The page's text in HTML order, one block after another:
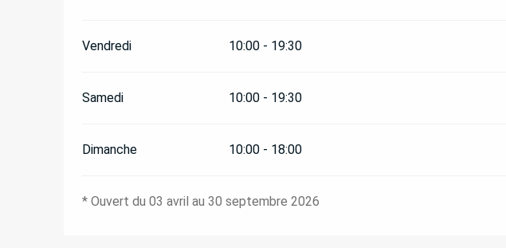
Vendredi 10:00 - 19:30
Samedi 10:00 - 19:30
Dimanche 10:00 - 18:00
* Ouvert du 03 avril au 30 septembre 2026